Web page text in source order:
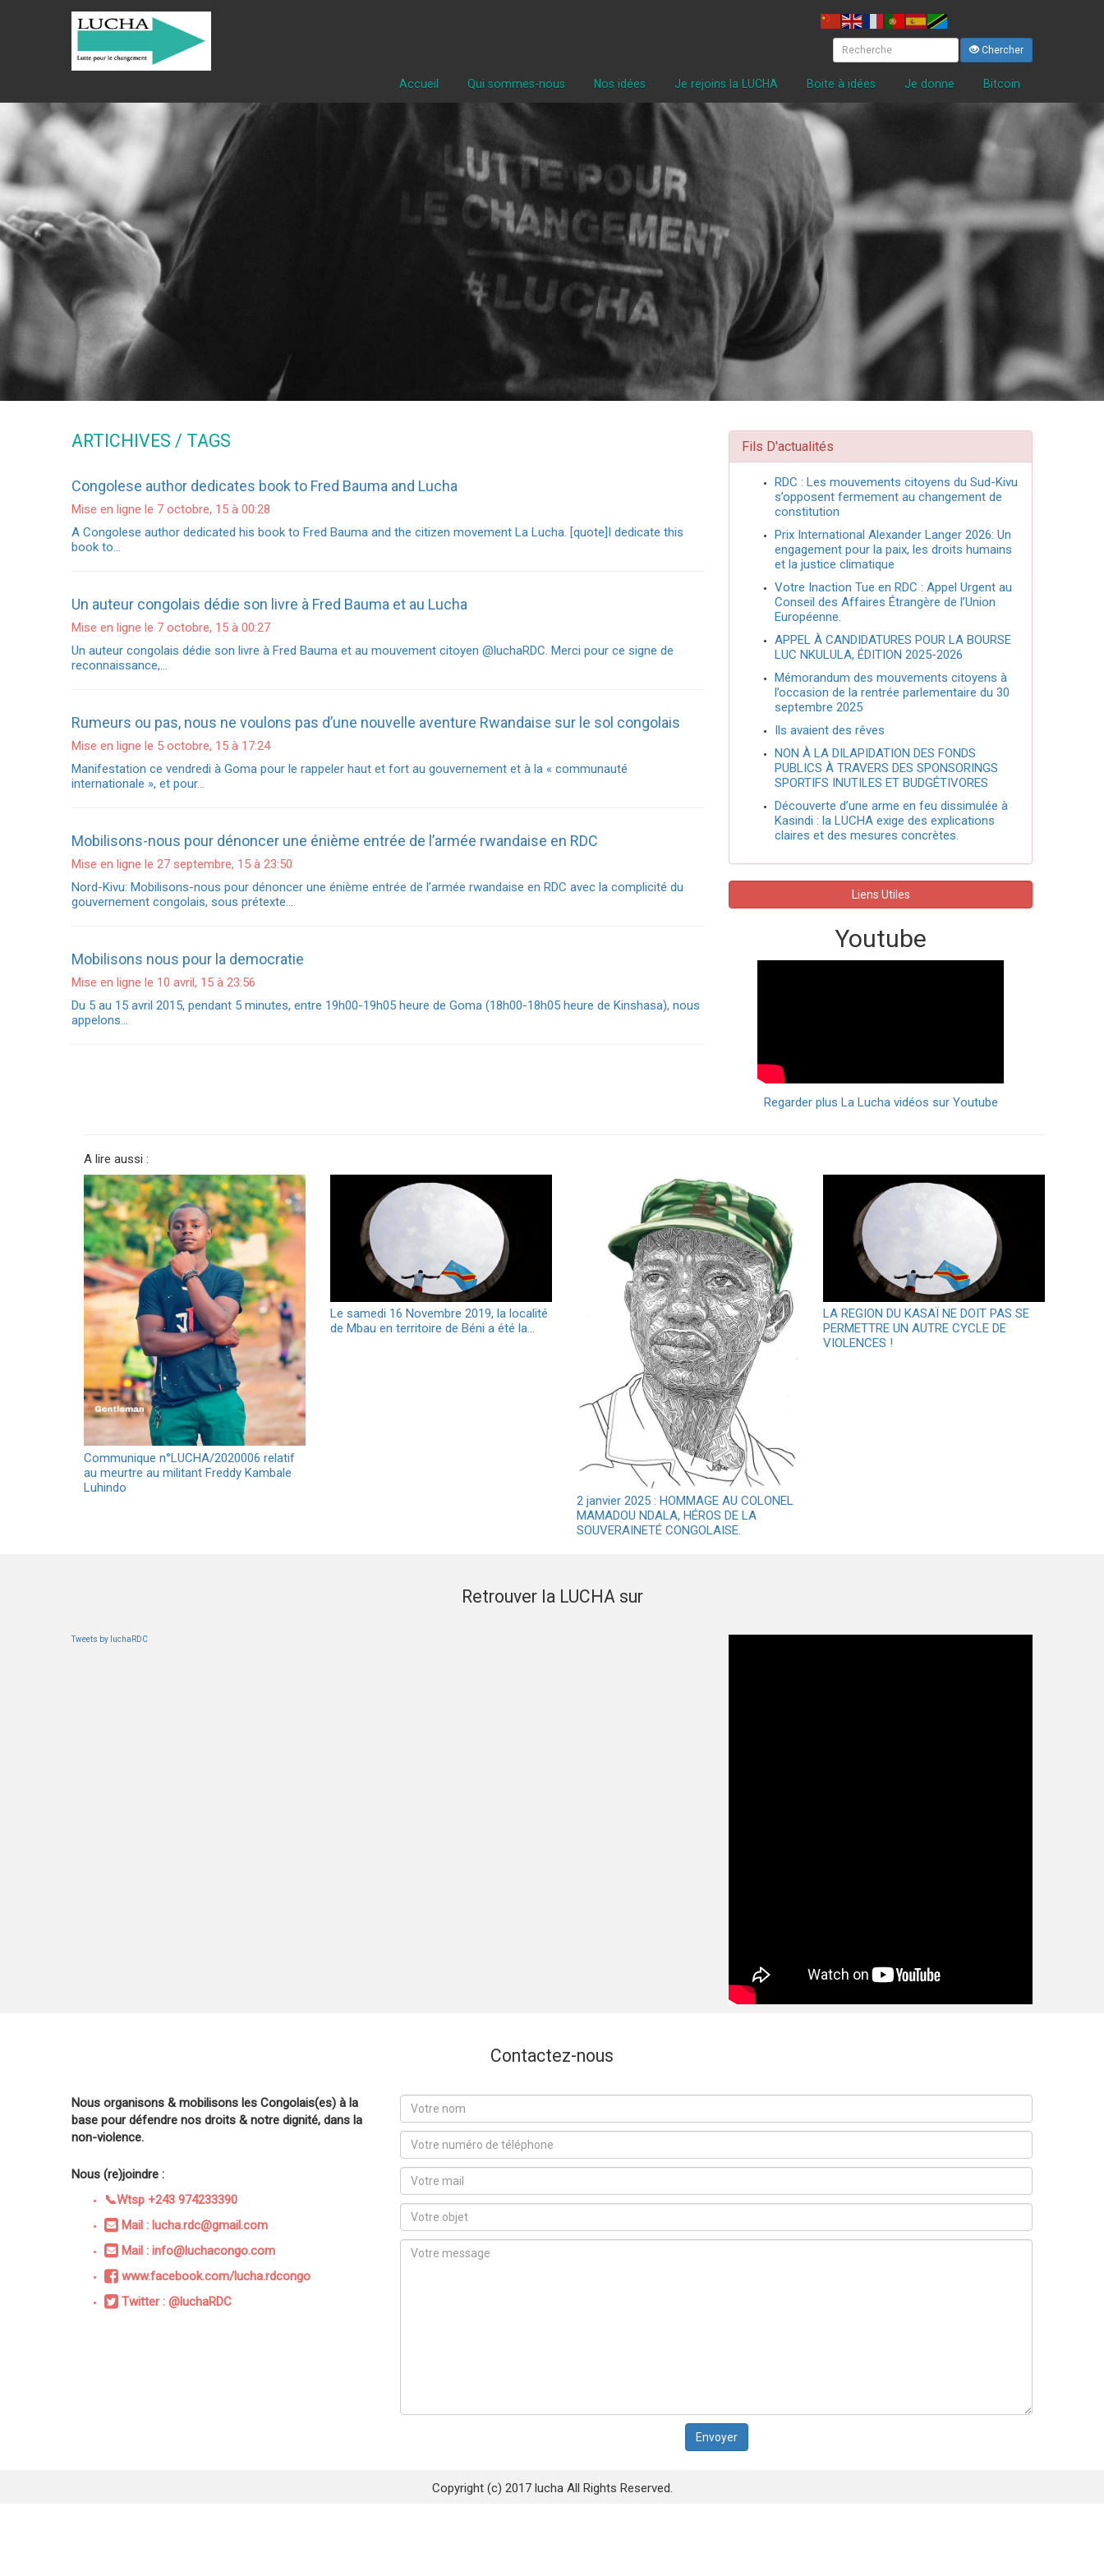
Chercher
Accueil Qui sommes-nous Nos idées Je rejoins la LUCHA Boite à idées Je donne Bitcoin
ARTICHIVES / TAGS
Congolese author dedicates book to Fred Bauma and Lucha
Mise en ligne le 7 octobre, 15 à 00:28
A Congolese author dedicated his book to Fred Bauma and the citizen movement La Lucha. [quote]I dedicate this
book to…
Un auteur congolais dédie son livre à Fred Bauma et au Lucha
Mise en ligne le 7 octobre, 15 à 00:27
Un auteur congolais dédie son livre à Fred Bauma et au mouvement citoyen @luchaRDC. Merci pour ce signe de
reconnaissance,…
Rumeurs ou pas, nous ne voulons pas d’une nouvelle aventure Rwandaise sur le sol congolais
Mise en ligne le 5 octobre, 15 à 17:24
Manifestation ce vendredi à Goma pour le rappeler haut et fort au gouvernement et à la « communauté
internationale », et pour…
Mobilisons-nous pour dénoncer une énième entrée de l’armée rwandaise en RDC
Mise en ligne le 27 septembre, 15 à 23:50
Nord-Kivu: Mobilisons-nous pour dénoncer une énième entrée de l’armée rwandaise en RDC avec la complicité du
gouvernement congolais, sous prétexte…
Mobilisons nous pour la democratie
Mise en ligne le 10 avril, 15 à 23:56
Du 5 au 15 avril 2015, pendant 5 minutes, entre 19h00-19h05 heure de Goma (18h00-18h05 heure de Kinshasa), nous
appelons…
Fils D'actualités
RDC : Les mouvements citoyens du Sud-Kivu
s’opposent fermement au changement de
constitution
Prix International Alexander Langer 2026: Un
engagement pour la paix, les droits humains
et la justice climatique
Votre Inaction Tue en RDC : Appel Urgent au
Conseil des Affaires Étrangère de l’Union
Européenne.
APPEL À CANDIDATURES POUR LA BOURSE
LUC NKULULA, ÉDITION 2025-2026
Mémorandum des mouvements citoyens à
l’occasion de la rentrée parlementaire du 30
septembre 2025
Ils avaient des rêves
NON À LA DILAPIDATION DES FONDS
PUBLICS À TRAVERS DES SPONSORINGS
SPORTIFS INUTILES ET BUDGÉTIVORES
Découverte d’une arme en feu dissimulée à
Kasindi : la LUCHA exige des explications
claires et des mesures concrètes.
Liens Utiles
Youtube
Regarder plus La Lucha vidéos sur Youtube
A lire aussi :
Communique n°LUCHA/2020006 relatif
au meurtre au militant Freddy Kambale
Luhindo
Le samedi 16 Novembre 2019, la localité
de Mbau en territoire de Béni a été la…
2 janvier 2025 : HOMMAGE AU COLONEL
MAMADOU NDALA, HÉROS DE LA
SOUVERAINETÉ CONGOLAISE.
LA REGION DU KASAÏ NE DOIT PAS SE
PERMETTRE UN AUTRE CYCLE DE
VIOLENCES !
Retrouver la LUCHA sur
Tweets by luchaRDC
Contactez-nous
Nous organisons & mobilisons les Congolais(es) à la
base pour défendre nos droits & notre dignité, dans la
non-violence.
Nous (re)joindre :
📞Wtsp +243 974233390
Mail : lucha.rdc@gmail.com
Mail : info@luchacongo.com
www.facebook.com/lucha.rdcongo
Twitter : @luchaRDC
Copyright (c) 2017 lucha All Rights Reserved.